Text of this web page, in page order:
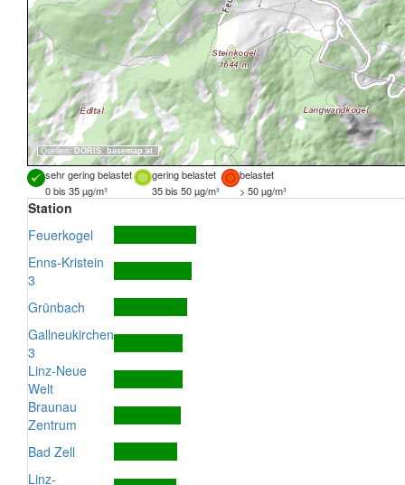
Quellen: DORIS, basemap.at
sehr gering belastet gering belastet
belastet
0 bis 35 µg/m³
35 bis 50 µg/m³ > 50 µg/m³
Station
Feuerkogel
Enns-Kristein
3
Grünbach
Gallneukirchen
3
Linz-Neue
Welt
Braunau
Zentrum
Bad Zell
Linz-